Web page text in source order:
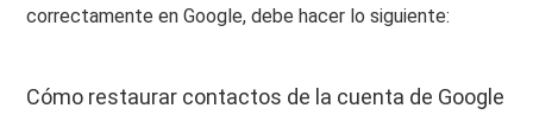
correctamente en Google, debe hacer lo siguiente:
Cómo restaurar contactos de la cuenta de Google